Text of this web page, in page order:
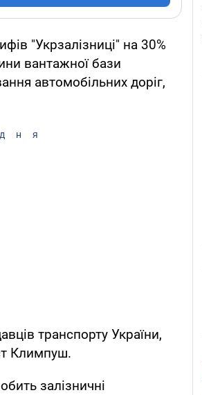
"Укрзалізниці" на 30%
вантажної бази
автомобільних доріг,
транспорту України,
Климпуш.
залізничні